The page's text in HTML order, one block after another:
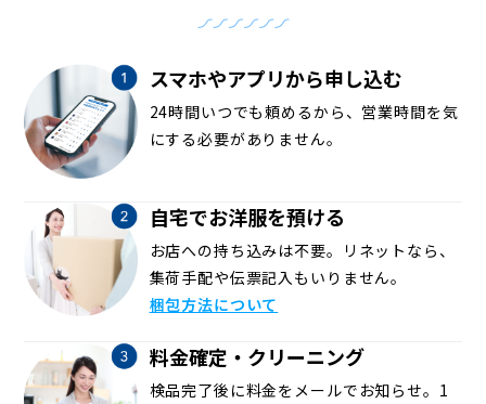
スマホやアプリから申し込む
24時間いつでも頼めるから、営業時間を気
にする必要がありません。
自宅でお洋服を預ける
お店への持ち込みは不要。リネットなら、
集荷手配や伝票記入もいりません。
梱包方法について
料金確定・クリーニング
検品完了後に料金をメールでお知らせ。1